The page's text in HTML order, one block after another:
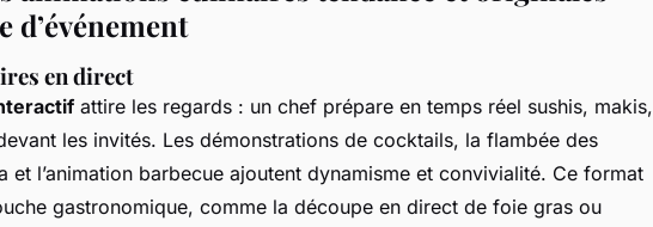
d’événement
en direct
attire les regards : un chef prépare en temps réel sushis, makis,
les invités. Les démonstrations de cocktails, la flambée des
et l’animation barbecue ajoutent dynamisme et convivialité. Ce format
gastronomique, comme la découpe en direct de foie gras ou